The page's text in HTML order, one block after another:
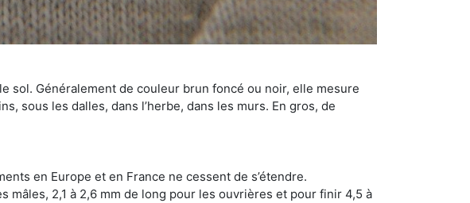
sol. Généralement de couleur brun foncé ou noir, elle mesure
sous les dalles, dans l’herbe, dans les murs. En gros, de
en Europe et en France ne cessent de s’étendre.
mâles, 2,1 à 2,6 mm de long pour les ouvrières et pour finir 4,5 à